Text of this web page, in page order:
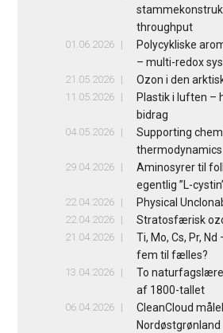
throughput
01.06.2026
Polycykliske
– multi-redox
21.05.2026 Ozon i den
11.05.2026
Plastik i luften –
bidrag
04.05.2026
Supporting
thermodynamics
29.04.2026
Aminosyrer til
egentlig ”L-
22.04.2026 Physical
22.04.2026 Stratosfærisk
21.04.2026
Ti, Mo, Cs, Pr,
fem til fælles?
13.04.2026
To
af 1800-tallet
06.04.2026
CleanCloud
Nordøstgrønland